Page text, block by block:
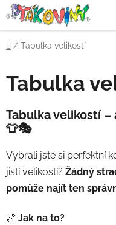
Přejít
na
obsah
Domů
/ Tabulka velikostí
Tabulka
Tabulka velikostí
👕🎭
Vybrali jste si perfektní
jistí velikostí? Žádný
pomůže najít ten
📏 Jak na to?